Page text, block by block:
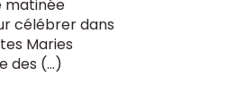
matinée
célébrer dans
Maries
des (…)